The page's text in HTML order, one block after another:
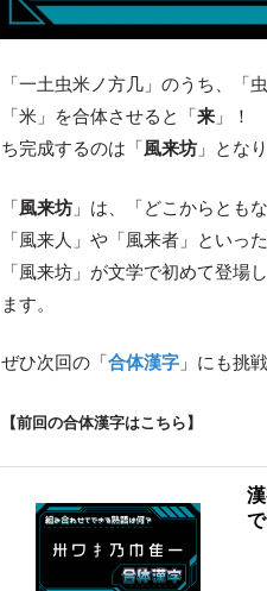
「一土虫米ノ方几」のうち、「
「米」を合体させると「来 」！
ち完成するのは「風来坊 」とな
「風来坊 」は、「どこからとも
「風来人」や「風来者」といっ
「風来坊」が文学で初めて登場
ます。
ぜひ次回の「合体漢字 」にも挑
【前回の合体漢字はこちら】